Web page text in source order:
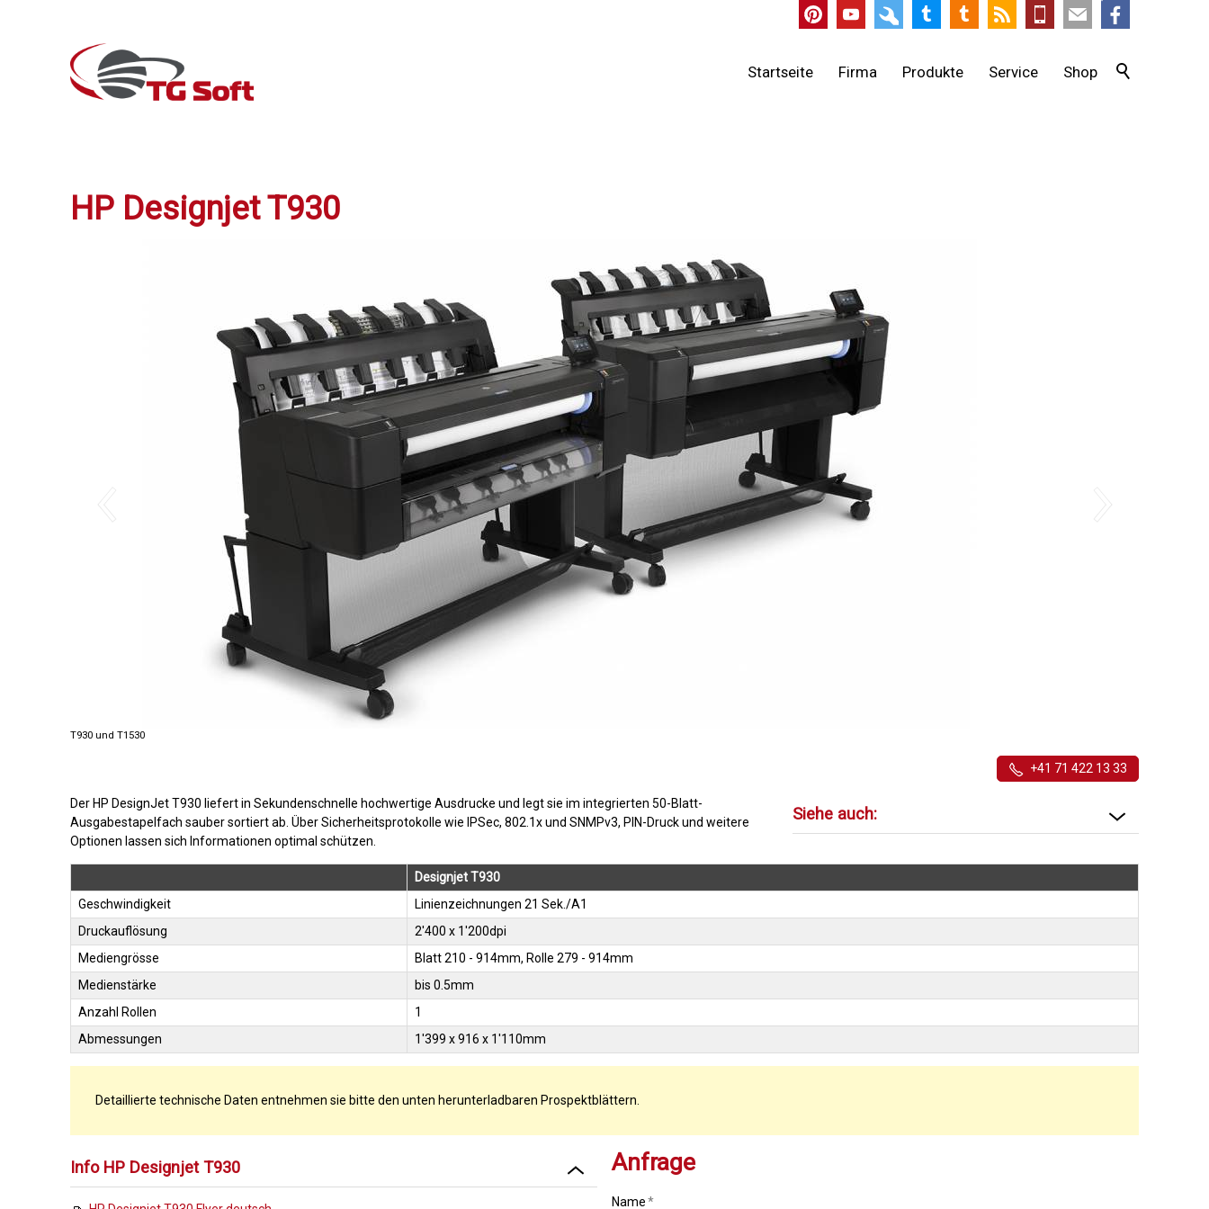
Startseite Firma Produkte Service Shop
HP Designjet T930
T930 und T1530
+41 71 422 13 33
Der HP DesignJet T930 liefert in Sekundenschnelle hochwertige Ausdrucke und legt sie im integrierten 50-Blatt-
Ausgabestapelfach sauber sortiert ab. Über Sicherheitsprotokolle wie IPSec, 802.1x und SNMPv3, PIN-Druck und weitere
Optionen lassen sich Informationen optimal schützen.
Siehe auch:
Designjet T930
Geschwindigkeit
Linienzeichnungen 21 Sek./A1
Druckauflösung
2'400 x 1'200dpi
Mediengrösse
Blatt 210 - 914mm, Rolle 279 - 914mm
Medienstärke
bis 0.5mm
Anzahl Rollen
1
Abmessungen
1'399 x 916 x 1'110mm
Detaillierte technische Daten entnehmen sie bitte den unten herunterladbaren Prospektblättern.
Info HP Designjet T930 Anfrage
Name*